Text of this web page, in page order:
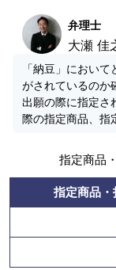
弁理士
大瀬 佳
「納豆」におい
がされているのか
出願の際に指定さ
際の指定商品、指
指定商品
指定商品